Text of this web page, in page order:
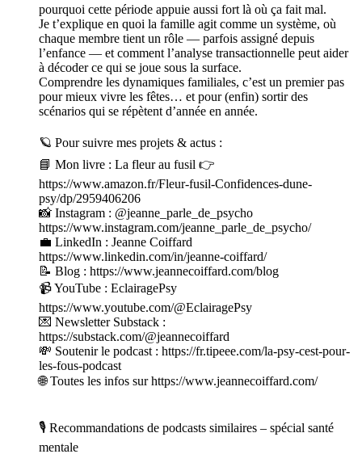
pourquoi cette période appuie aussi fort là où ça fait mal.
Je t’explique en quoi la famille agit comme un système, où
chaque membre tient un rôle — parfois assigné depuis
l’enfance — et comment l’analyse transactionnelle peut aider
à décoder ce qui se joue sous la surface.
Comprendre les dynamiques familiales, c’est un premier pas
pour mieux vivre les fêtes… et pour (enfin) sortir des
scénarios qui se répètent d’année en année.
🪐 Pour suivre mes projets & actus :
📘 Mon livre : La fleur au fusil 👉
https://www.amazon.fr/Fleur-fusil-Confidences-dune-
psy/dp/2959406206
📸 Instagram : @jeanne_parle_de_psycho
https://www.instagram.com/jeanne_parle_de_psycho/
💼 LinkedIn : Jeanne Coiffard
https://www.linkedin.com/in/jeanne-coiffard/
📝 Blog : https://www.jeannecoiffard.com/blog
📹 YouTube : EclairagePsy
https://www.youtube.com/@EclairagePsy
💌 Newsletter Substack :
https://substack.com/@jeannecoiffard
💸 Soutenir le podcast : https://fr.tipeee.com/la-psy-cest-pour-
les-fous-podcast
🌐 Toutes les infos sur https://www.jeannecoiffard.com/
🎙 Recommandations de podcasts similaires – spécial santé
mentale